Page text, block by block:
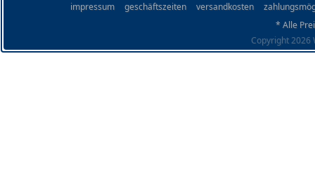
impressum geschäftszeiten versandkosten
* Alle
Copyright 2026